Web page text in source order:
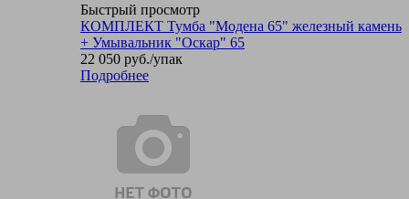
Быстрый просмотр
КОМПЛЕКТ Тумба "Модена 65" железный камень
+ Умывальник "Оскар" 65
22 050 руб./упак
Подробнее